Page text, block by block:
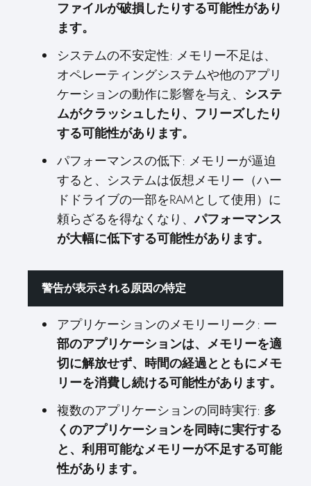
ファイルが破損したりする可能性があり
ます。
システムの不安定性: メモリー不足は、
オペレーティングシステムや他のアプリ
ケーションの動作に影響を与え、
システ
ムがクラッシュしたり、フリーズしたり
する可能性があります。
パフォーマンスの低下: メモリーが逼迫
すると、システムは仮想メモリー（ハー
ドドライブの一部をRAMとして使用）に
頼らざるを得なくなり、パフォーマンス
が大幅に低下する可能性があります。
警告が表示される原因の特定
アプリケーションのメモリーリーク: 一
部のアプリケーションは、メモリーを適
切に解放せず、時間の経過とともにメモ
リーを消費し続ける可能性があります。
複数のアプリケーションの同時実行: 多
くのアプリケーションを同時に実行する
と、利用可能なメモリーが不足する可能
性があります。